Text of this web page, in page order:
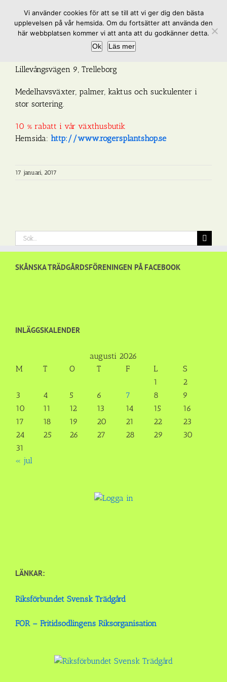
innehållet
Lillevångsvägen 9, Trelleborg
Medelhavsväxter, palmer, kaktus och suckulenter i
stor sortering.
10 % rabatt i vår växthusbutik
Hemsida: http://www.rogersplantshop.se
17 januari, 2017
Sök
efter:
SKÅNSKA TRÄDGÅRDSFÖRENINGEN PÅ FACEBOOK
INLÄGGSKALENDER
augusti 2026
M
T O T F L
S
1
2
3
4 5 6 7 8
9
10
11 12 13 14 15
16
17
18 19 20 21 22
23
24
25 26 27 28 29
30
31
« jul
LÄNKAR:
Riksförbundet Svensk Trädgård
FOR – Fritidsodlingens Riksorganisation
Vi använder cookies för att se till att vi ger dig den bästa
upplevelsen på vår hemsida. Om du fortsätter att använda den
här webbplatsen kommer vi att anta att du godkänner detta.
Ok
Läs mer